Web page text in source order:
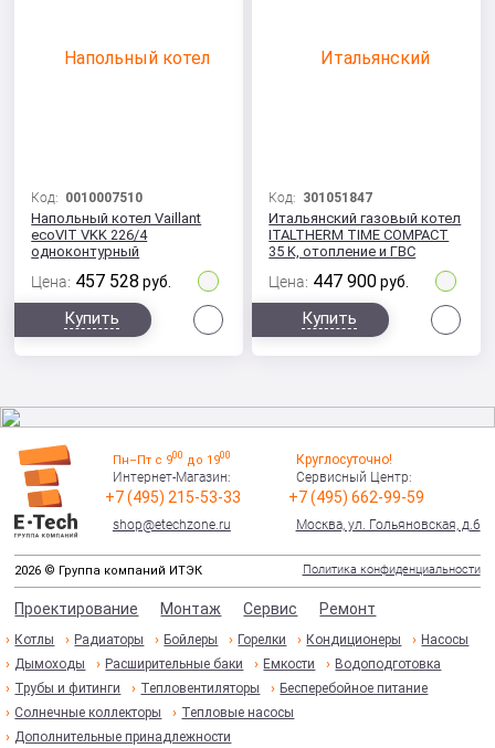
Код: 0010007510
Напольный котел Vaillant
ecoVIT VKK 226/4
одноконтурный
Цена: 457 528 руб.
Купить
Код: 301051847
Итальянский газовый котел
ITALTHERM TIME COMPACT
35 K, отопление и ГВС
Цена: 447 900 руб.
Купить
Пн–Пт с 900 до 1900
Интернет-Магазин:
+7 (495) 215-53-33
shop@etechzone.ru
Круглосуточно!
Сервисный Центр:
+7 (495) 662-99-59
Москва, ул. Гольяновская, д.6
2026 © Группа компаний ИТЭК Политика конфиденциальности
Проектирование Монтаж Сервис Ремонт
Котлы Радиаторы Бойлеры Горелки Кондиционеры
Насосы
Дымоходы
Расширительные баки Емкости
Водоподготовка
Трубы и фитинги
Тепловентиляторы
Бесперебойное питание
Солнечные коллекторы
Тепловые насосы
Дополнительные принадлежности